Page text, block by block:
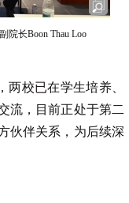
院长Boon Thau Loo
两校已在学生培养、
流，目前正处于第二
伙伴关系，为后续深